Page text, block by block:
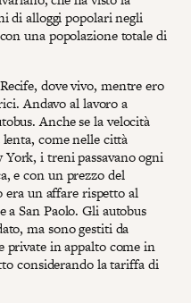
di alloggi popolari negli
una popolazione totale di
dove vivo, mentre ero
Andavo al lavoro a
Anche se la velocità
come nelle città
i treni passavano ogni
e con un prezzo del
un affare rispetto al
a San Paolo. Gli autobus
ma sono gestiti da
private in appalto come in
considerando la tariffa di